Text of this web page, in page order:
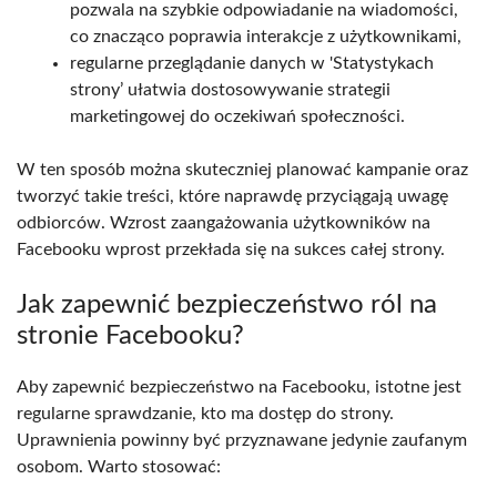
pozwala na szybkie odpowiadanie na wiadomości,
co znacząco poprawia interakcje z użytkownikami,
regularne przeglądanie danych w 'Statystykach
strony’ ułatwia dostosowywanie strategii
marketingowej do oczekiwań społeczności.
W ten sposób można skuteczniej planować kampanie oraz
tworzyć takie treści, które naprawdę przyciągają uwagę
odbiorców. Wzrost zaangażowania użytkowników na
Facebooku wprost przekłada się na sukces całej strony.
Jak zapewnić bezpieczeństwo ról na
stronie Facebooku?
Aby zapewnić bezpieczeństwo na Facebooku, istotne jest
regularne sprawdzanie, kto ma dostęp do strony.
Uprawnienia powinny być przyznawane jedynie zaufanym
osobom. Warto stosować: